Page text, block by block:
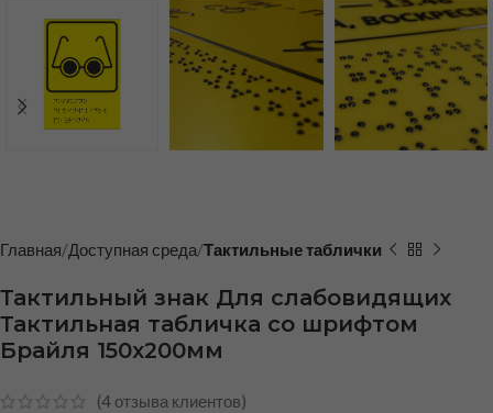
Главная Доступная среда Тактильные таблички
Тактильный знак Для слабовидящих
Тактильная табличка со шрифтом
Брайля 150х200мм
(4 отзыва клиентов)